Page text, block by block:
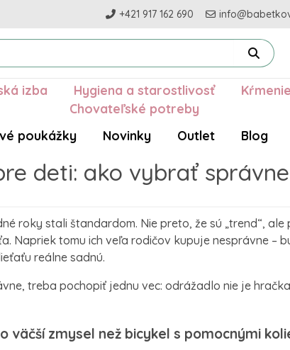
+421 917 162 690
izba Hygiena a starostlivosť Kŕmenie
Chovateľské potreby
poukážky Novinky Outlet Blog
deti: ako vybrať
roky stali štandardom. Nie preto, že sú „trend“,
Napriek tomu ich veľa rodičov kupuje nesprávne –
reálne sadnú.
treba pochopiť jednu vec: odrážadlo nie je
väčší zmysel než bicykel s pomocnými